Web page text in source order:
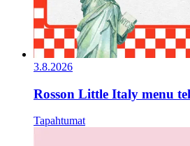
3.8.2026
Rosson Little Italy menu
Tapahtumat